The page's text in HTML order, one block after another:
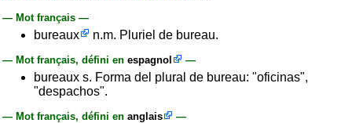
— Mot français —
bureaux n.m. Pluriel de bureau.
— Mot français, défini en espagnol —
bureaux s. Forma del plural de bureau: "oficinas",
"despachos".
— Mot français, défini en anglais —